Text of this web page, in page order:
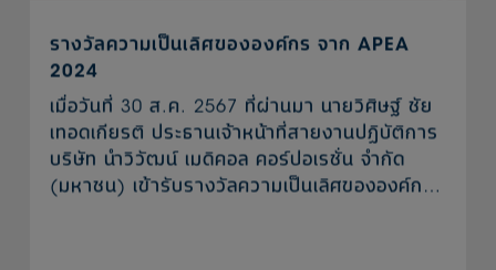
รางวัลความเป็นเลิศขององค์กร จาก APEA
2024
เมื่อวันที่ 30 ส.ค. 2567 ที่ผ่านมา นายวิศิษฐ์ ชัย
เทอดเกียรติ ประธานเจ้าหน้าที่สายงานปฏิบัติการ
บริษัท นำวิวัฒน์ เมดิคอล คอร์ปอเรชั่น จำกัด
(มหาชน) เข้ารับรางวัลความเป็นเลิศขององค์กร